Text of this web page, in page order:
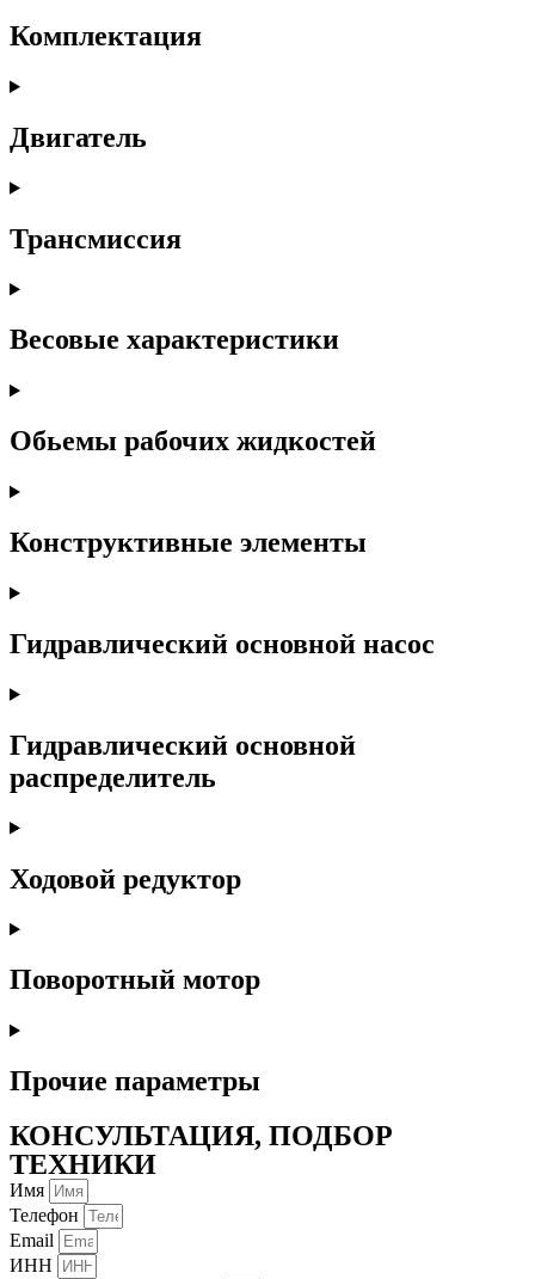
Комплектация
Двигатель
Трансмиссия
Весовые характеристики
Обьемы рабочих жидкостей
Конструктивные элементы
Гидравлический основной насос
Гидравлический основной
распределитель
Ходовой редуктор
Поворотный мотор
Прочие параметры
КОНСУЛЬТАЦИЯ, ПОДБОР
ТЕХНИКИ
Имя
Телефон
Email
ИНН